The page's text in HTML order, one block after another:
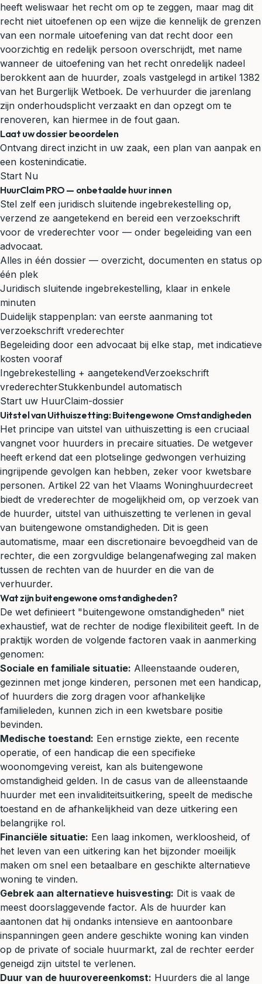
heeft weliswaar het recht om op te zeggen, maar mag dit
recht niet uitoefenen op een wijze die kennelijk de grenzen
van een normale uitoefening van dat recht door een
voorzichtig en redelijk persoon overschrijdt, met name
wanneer de uitoefening van het recht onredelijk nadeel
berokkent aan de huurder, zoals vastgelegd in artikel 1382
van het Burgerlijk Wetboek. De verhuurder die jarenlang
zijn onderhoudsplicht verzaakt en dan opzegt om te
renoveren, kan hiermee in de fout gaan.
Laat uw dossier beoordelen
Ontvang direct inzicht in uw zaak, een plan van aanpak en
een kostenindicatie.
Start Nu
HuurClaim PRO — onbetaalde huur innen
Stel zelf een juridisch sluitende ingebrekestelling op,
verzend ze aangetekend en bereid een verzoekschrift
voor de vrederechter voor — onder begeleiding van een
advocaat.
Alles in één dossier — overzicht, documenten en status op
één plek
Juridisch sluitende ingebrekestelling, klaar in enkele
minuten
Duidelijk stappenplan: van eerste aanmaning tot
verzoekschrift vrederechter
Begeleiding door een advocaat bij elke stap, met indicatieve
kosten vooraf
Ingebrekestelling + aangetekendVerzoekschrift
vrederechterStukkenbundel automatisch
Start uw HuurClaim-dossier
Uitstel van Uithuiszetting: Buitengewone Omstandigheden
Het principe van uitstel van uithuiszetting is een cruciaal
vangnet voor huurders in precaire situaties. De wetgever
heeft erkend dat een plotselinge gedwongen verhuizing
ingrijpende gevolgen kan hebben, zeker voor kwetsbare
personen. Artikel 22 van het Vlaams Woninghuurdecreet
biedt de vrederechter de mogelijkheid om, op verzoek van
de huurder, uitstel van uithuiszetting te verlenen in geval
van buitengewone omstandigheden. Dit is geen
automatisme, maar een discretionaire bevoegdheid van de
rechter, die een zorgvuldige belangenafweging zal maken
tussen de rechten van de huurder en die van de
verhuurder.
Wat zijn buitengewone omstandigheden?
De wet definieert "buitengewone omstandigheden" niet
exhaustief, wat de rechter de nodige flexibiliteit geeft. In de
praktijk worden de volgende factoren vaak in aanmerking
genomen:
Sociale en familiale situatie: Alleenstaande ouderen,
gezinnen met jonge kinderen, personen met een handicap,
of huurders die zorg dragen voor afhankelijke
familieleden, kunnen zich in een kwetsbare positie
bevinden.
Medische toestand: Een ernstige ziekte, een recente
operatie, of een handicap die een specifieke
woonomgeving vereist, kan als buitengewone
omstandigheid gelden. In de casus van de alleenstaande
huurder met een invaliditeitsuitkering, speelt de medische
toestand en de afhankelijkheid van deze uitkering een
belangrijke rol.
Financiële situatie: Een laag inkomen, werkloosheid, of
het leven van een uitkering kan het bijzonder moeilijk
maken om snel een betaalbare en geschikte alternatieve
woning te vinden.
Gebrek aan alternatieve huisvesting: Dit is vaak de
meest doorslaggevende factor. Als de huurder kan
aantonen dat hij ondanks intensieve en aantoonbare
inspanningen geen andere geschikte woning kan vinden
op de private of sociale huurmarkt, zal de rechter eerder
geneigd zijn uitstel te verlenen.
Duur van de huurovereenkomst: Huurders die al lange